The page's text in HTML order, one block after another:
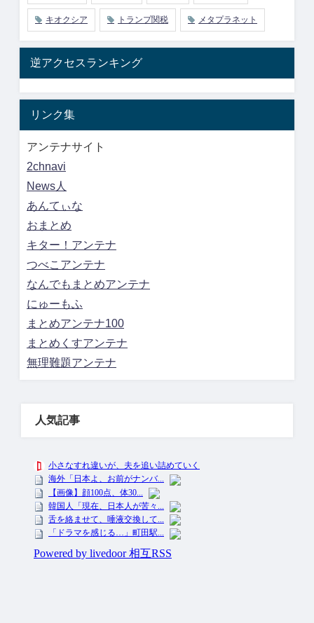
キオクシア トランプ関税 メタプラネット
逆アクセスランキング
リンク集
アンテナサイト
2chnavi
News人
あんてぃな
おまとめ
キター！アンテナ
つべこアンテナ
なんでもまとめアンテナ
にゅーもふ
まとめアンテナ100
まとめくすアンテナ
無理難題アンテナ
人気記事